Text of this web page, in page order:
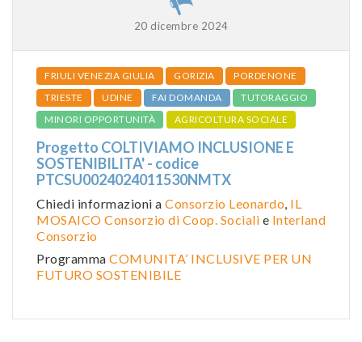
20 dicembre 2024
FRIULI VENEZIA GIULIA GORIZIA
PORDENONE
TRIESTE
UDINE FAI DOMANDA
TUTORAGGIO
MINORI OPPORTUNITÀ
AGRICOLTURA SOCIALE
Progetto COLTIVIAMO INCLUSIONE E
SOSTENIBILITA' - codice
PTCSU0024024011530NMTX
Chiedi informazioni a Consorzio Leonardo, IL
MOSAICO Consorzio di Coop. Sociali e Interland
Consorzio
Programma COMUNITA’ INCLUSIVE PER UN
FUTURO SOSTENIBILE